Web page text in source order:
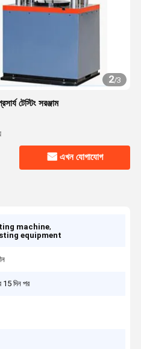
2/3
টেস্টিং সরঞ্জাম
এখন যোগাযোগ
machine,
equipment
15 দিন পর